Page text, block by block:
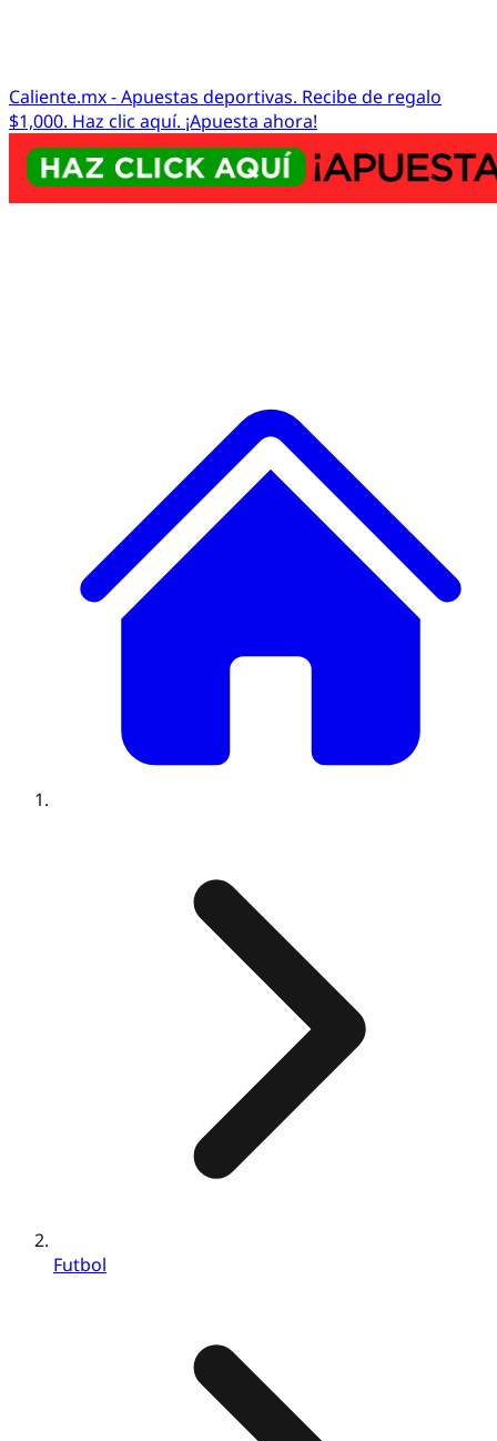
Caliente.mx - Apuestas deportivas. Recibe de regalo
$1,000. Haz clic aquí. ¡Apuesta ahora!
Futbol